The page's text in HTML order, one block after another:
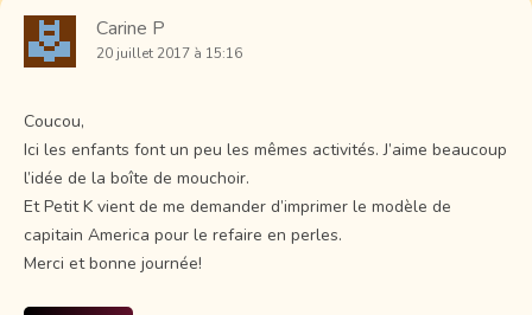
Carine P
20 juillet 2017 à 15:16
Coucou,
Ici les enfants font un peu les mêmes activités. J’aime beaucoup
l’idée de la boîte de mouchoir.
Et Petit K vient de me demander d’imprimer le modèle de
capitain America pour le refaire en perles.
Merci et bonne journée!